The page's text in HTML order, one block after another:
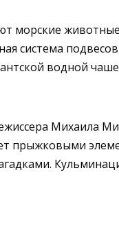
морские
система
водной
Михаила
прыжковыми